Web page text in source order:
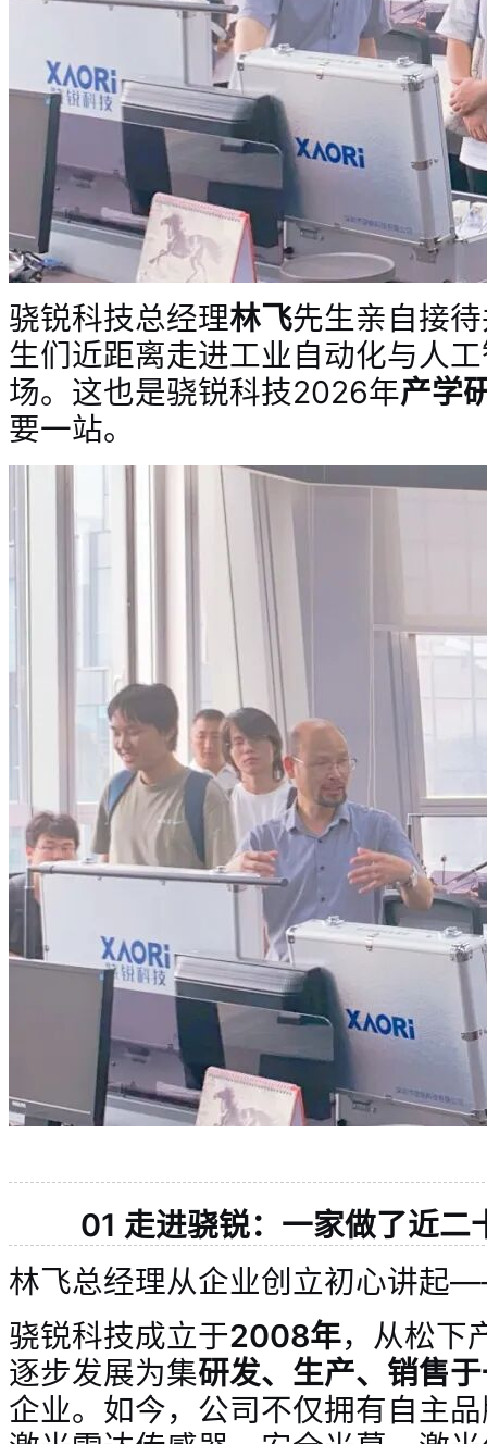
骁锐科技总经理林飞先生亲自接
生们近距离走进工业自动化与人
场。这也是骁锐科技2026年产学
要一站。
01 走进骁锐：一家做了近二
林飞总经理从企业创立初心讲起
骁锐科技成立于2008年，从松下
逐步发展为集研发、生产、销售
企业。如今，公司不仅拥有自主品